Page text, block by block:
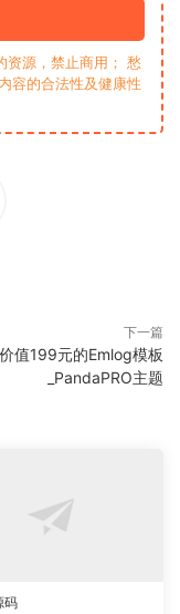
资源，禁止商用； 愁
容的合法性及健康性
下一篇
价值199元的Emlog模板
_PandaPRO主题
码